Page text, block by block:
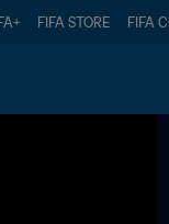
FIFA STORE FIFA